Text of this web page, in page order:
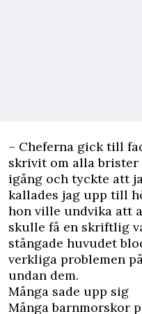
– Cheferna gick till
skrivit om alla brister
igång och tyckte att
kallades jag upp till
hon ville undvika att
skulle få en skriftlig
stångade huvudet
verkliga problemen
undan dem.
Många sade upp sig
Många barnmorskor